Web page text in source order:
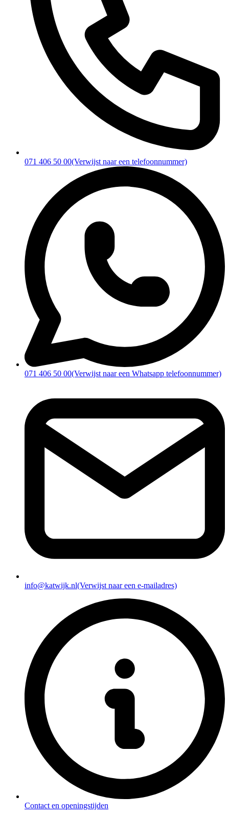
071 406 50 00(Verwijst naar een telefoonnummer)
071 406 50 00(Verwijst naar een Whatsapp telefoonnummer)
info@katwijk.nl(Verwijst naar een e-mailadres)
Contact en openingstijden